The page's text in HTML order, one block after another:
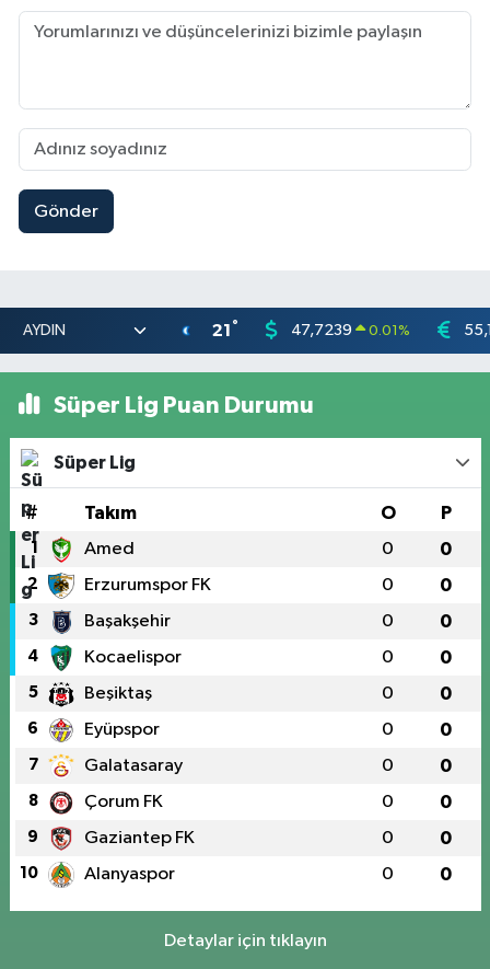
Gönder
21 ° 47,7239 0.01 %
Süper Lig Puan Durumu
Süper Lig
# Takım O P
1 Amed 0 0
2 Erzurumspor FK 0 0
3 Başakşehir 0 0
4 Kocaelispor 0 0
5 Beşiktaş 0 0
6 Eyüpspor 0 0
7 Galatasaray 0 0
8 Çorum FK 0 0
9 Gaziantep FK 0 0
10 Alanyaspor 0 0
Detaylar için tıklayın